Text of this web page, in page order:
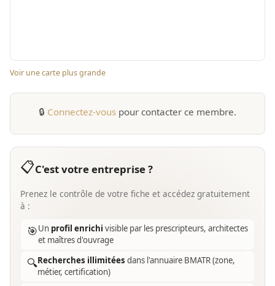
Voir une carte plus grande
🔒 Connectez-vous pour contacter ce membre.
📋C'est votre entreprise ?
Prenez le contrôle de votre fiche et accédez gratuitement
à :
🎯Un profil enrichi visible par les prescripteurs, architectes
et maîtres d'ouvrage
🔍Recherches illimitées dans l'annuaire BMATR (zone,
métier, certification)